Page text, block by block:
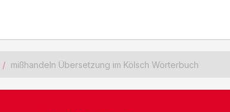
mißhandeln Übersetzung im Kölsch Wörterbuch